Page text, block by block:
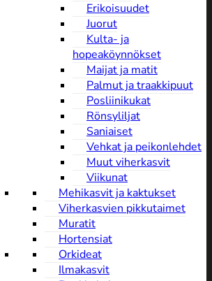
Erikoisuudet
Juorut
Kulta- ja
hopeaköynnökset
Maijat ja matit
Palmut ja traakkipuut
Posliinikukat
Rönsyliljat
Saniaiset
Vehkat ja peikonlehdet
Muut viherkasvit
Viikunat
Mehikasvit ja kaktukset
Viherkasvien pikkutaimet
Muratit
Hortensiat
Orkideat
Ilmakasvit